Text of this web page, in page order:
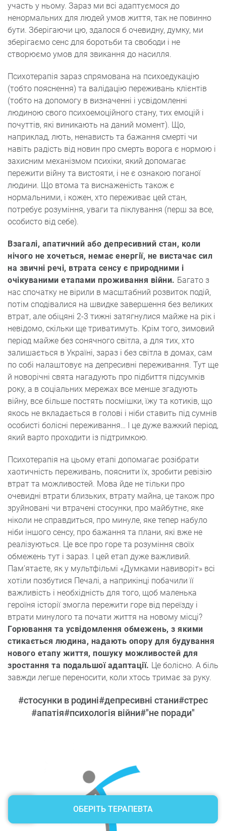
участь у ньому. Зараз ми всі адаптуємося до
ненормальних для людей умов життя, так не повинно
бути. Зберігаючи цю, здалося б очевидну, думку, ми
зберігаємо сенс для боротьби та свободи і не
створюємо умов для звикання до насилля.
Психотерапія зараз спрямована на психоедукацію
(тобто пояснення) та валідацію переживань клієнтів
(тобто на допомогу в визначенні і усвідомленні
людиною свого психоемоційного стану, тих емоцій і
почуттів, які виникають на даний момент). Що,
наприклад, лють, ненависть та бажання смерті чи
навіть радість від новин про смерть ворога є нормою і
захисним механізмом психіки, який допомагає
пережити війну та вистояти, і не є ознакою поганої
людини. Що втома та виснаженість також є
нормальними, і кожен, хто переживає цей стан,
потребує розуміння, уваги та піклування (перш за все,
особисто від себе).
Взагалі, апатичний або депресивний стан, коли
нічого не хочеться, немає енергії, не вистачає сил
на звичні речі, втрата сенсу є природними і
очікуваними етапами проживання війни. Багато з
нас спочатку не вірили в масштабний розвиток подій,
потім сподівалися на швидке завершення без великих
втрат, але обіцяні 2-3 тижні затягнулися майже на рік і
невідомо, скільки ще триватимуть. Крім того, зимовий
період майже без сонячного світла, а для тих, хто
залишається в Україні, зараз і без світла в домах, сам
по собі налаштовує на депресивні переживання. Тут ще
й новорічні свята нагадують про підбиття підсумків
року, а в соціальних мережах все менше згадують
війну, все більше постять посмішки, їжу та котиків, що
якось не вкладається в голові і ніби ставить під сумнів
особисті болісні переживання… І це дуже важкий період,
який варто проходити із підтримкою.
Психотерапія на цьому етапі допомагає розібрати
хаотичність переживань, пояснити їх, зробити ревізію
втрат та можливостей. Мова йде не тільки про
очевидні втрати близьких, втрату майна, це також про
зруйновані чи втрачені стосунки, про майбутнє, яке
ніколи не справдиться, про минуле, яке тепер набуло
ніби іншого сенсу, про бажання та плани, які вже не
реалізуються. Це все про горе та розуміння своїх
обмежень тут і зараз. І цей етап дуже важливий.
Пам’ятаєте, як у мультфільмі «Думками навиворіт» всі
хотіли позбутися Печалі, а наприкінці побачили її
важливість і необхідність для того, щоб маленька
героїня історії змогла пережити горе від переїзду і
втрати минулого та почати життя на новому місці?
Горювання та усвідомлення обмежень, з якими
стикається людина, надають опору для будування
нового етапу життя, пошуку можливостей для
зростання та подальшої адаптації. Це болісно. А біль
завжди легше переносити, коли хтось тримає за руку.
#стосунки в родині#депресивні стани#стрес
#апатія#психологія війни#"не поради"
Розмір шрифту
Маленький
Середній
Великий
налаштувань
ОБЕРІТЬ ТЕРАПЕВТА